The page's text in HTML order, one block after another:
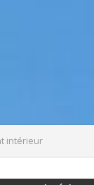
intérieur